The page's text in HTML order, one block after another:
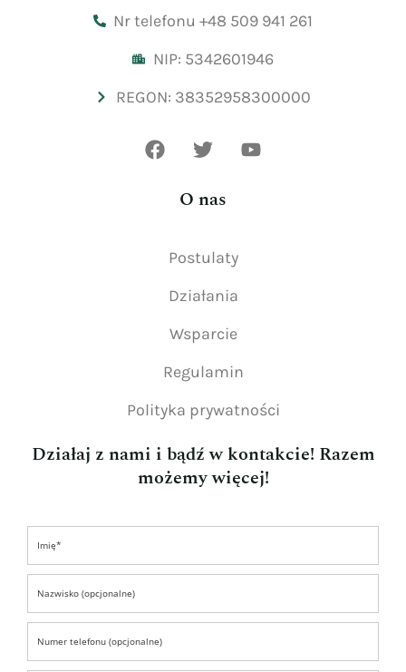
Nr telefonu +48 509 941 261
NIP: 5342601946
REGON: 38352958300000
O nas
Postulaty
Działania
Wsparcie
Regulamin
Polityka prywatności
Działaj z nami i bądź w kontakcie! Razem
możemy więcej!